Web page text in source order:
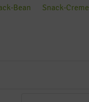
Bean Snack-Creme